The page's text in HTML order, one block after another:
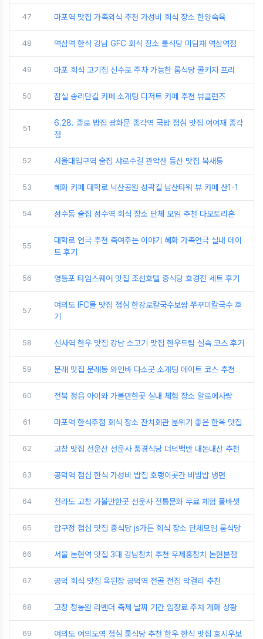
47 마포역 맛집 가족외식 추천 가성비 회식 장소 한양숙육
48 역삼역 한식 강남 GFC 회식 장소 룸식당 미담재 역삼역점
49 마포 회식 고기집 신수로 주차 가능한 룸식당 콜키지 프리
50 잠실 송리단길 카페 소개팅 디저트 카페 추천 뷰클런즈
51
6.28. 종로 밥집 광화문 종각역 국밥 점심 맛집 여여재 종각
점
52 서울대입구역 술집 샤로수길 관악산 등산 맛집 북새통
53 혜화 카페 대학로 낙산공원 성곽길 남산타워 뷰 카페 산1-1
54 성수동 술집 성수역 회식 장소 단체 모임 추천 다모토리혼
55
대학로 연극 추천 죽여주는 이야기 혜화 가족연극 실내 데이
트 후기
56 영등포 타임스퀘어 맛집 조선호텔 중식당 호경전 세트 후기
57
여의도 IFC몰 맛집 점심 한강로칼국수보쌈 쭈꾸미칼국수 후
기
58 신사역 한우 맛집 강남 소고기 맛집 한우드림 실속 코스 후기
59 문래 맛집 문래동 와인바 다소곳 소개팅 데이트 코스 추천
60 전북 정읍 아이와 가볼만한곳 실내 체험 장소 알로에사랑
61 마포역 한식주점 회식 장소 잔치회관 분위기 좋은 한옥 맛집
62 고창 맛집 선운산 선운사 풍경식당 더덕백반 내돈내산 추천
63 공덕역 점심 한식 가성비 밥집 호랭이곳간 비빔밥 냉면
64 전라도 고창 가볼만한곳 선운사 전통문화 무료 체험 폴바셋
65 압구정 점심 맛집 중식당 js가든 회식 장소 단체모임 룸식당
66 서울 논현역 맛집 3대 강남참치 추천 우제홍참치 논현본점
67 공덕 회식 맛집 옥된장 공덕역 전골 전집 막걸리 추천
68 고창 청농원 라벤더 축제 날짜 기간 입장료 주차 개화 상황
69 여의도 여의도역 점심 룸식당 추천 한우 한식 맛집 호시우보